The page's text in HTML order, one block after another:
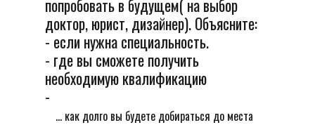
попробовать в будущем( на выбор
доктор, юрист, дизайнер). Объясните:
- если нужна специальность.
- где вы сможете получить
необходимую квалификацию
-
... как долго вы будете добираться до места